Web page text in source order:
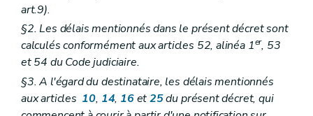
Art.52bis
Art.52
ter
Section 2 Effets des recours sur le recouvrement
Art. 53
Art. 54
Art. 55
Section 3 Prescription
art.9).
§2. Les délais mentionnés dans le présent décret sont
calculés conformément aux articles 52, alinéa 1er, 53
et 54 du Code judiciaire.
§3. A l'égard du destinataire, les délais mentionnés
aux articles 10, 14, 16et25du présent décret, qui